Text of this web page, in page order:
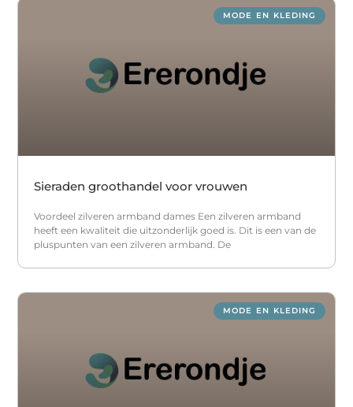
MODE EN KLEDING
Sieraden groothandel voor vrouwen
Voordeel zilveren armband dames Een zilveren armband
heeft een kwaliteit die uitzonderlijk goed is. Dit is een van de
pluspunten van een zilveren armband. De
MODE EN KLEDING